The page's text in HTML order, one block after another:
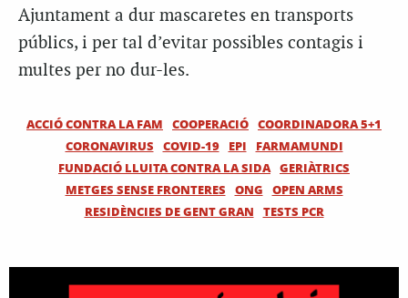
Ajuntament a dur mascaretes en transports
públics, i per tal d’evitar possibles contagis i
multes per no dur-les.
ACCIÓ CONTRA LA FAM COOPERACIÓ COORDINADORA 5+1
CORONAVIRUS
COVID-19 EPI
FARMAMUNDI
FUNDACIÓ LLUITA CONTRA LA SIDA GERIÀTRICS
METGES SENSE FRONTERES
ONG
OPEN ARMS
RESIDÈNCIES DE GENT GRAN
TESTS PCR